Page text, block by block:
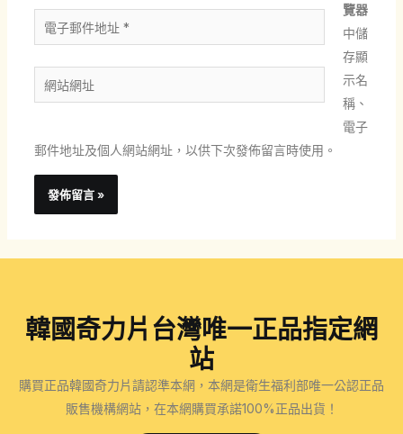
*
電
子
郵
件
*
站
址
覽器
中儲
存顯
示名
稱、
電子
郵件地址及個人網站網址，以供下次發佈留言時使用。
韓國奇力片台灣唯一正品指定網
站
購買正品韓國奇力片請認準本網，本網是衛生福利部唯一公認正品
販售機構網站，在本網購買承諾100%正品出貨！